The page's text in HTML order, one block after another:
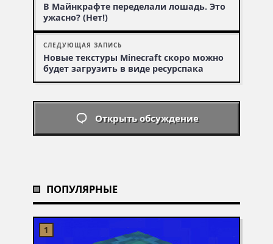
В Майнкрафте переделали лошадь. Это
ужасно? (Нет!)
СЛЕДУЮЩАЯ ЗАПИСЬ
Новые текстуры Minecraft скоро можно
будет загрузить в виде ресурспака
Открыть обсуждение
ПОПУЛЯРНЫЕ